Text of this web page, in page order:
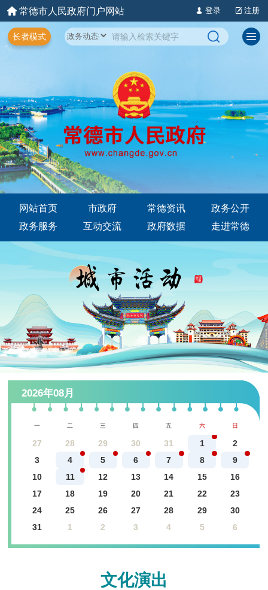
常德市人民政府门户网站 登录 注册
长者模式
网站首页 市政府 常德资讯
政务公开
政务服务
互动交流 政府数据 走进常德
文化演出